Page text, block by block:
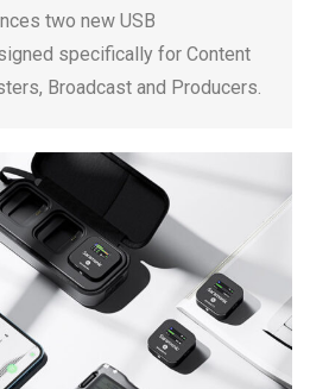
two new USB
specifically for Content
Broadcast and Producers.